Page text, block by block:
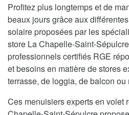
Profitez plus longtemps et de
beaux jours grâce aux
solaire proposées par les
store La Chapelle-Saint-
professionnels certifiés RGE
et besoins en matière de stores
terrasse, de loggia, de balcon ou
Ces menuisiers experts en volet